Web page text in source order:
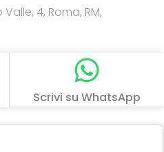
4, Roma, RM,
Scrivi su WhatsApp